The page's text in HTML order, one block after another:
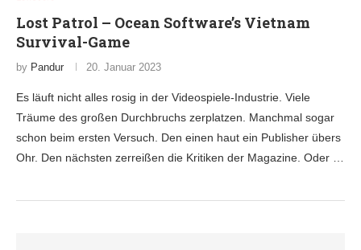
Lost Patrol – Ocean Software’s Vietnam
Survival-Game
by Pandur 20. Januar 2023
Es läuft nicht alles rosig in der Videospiele-Industrie. Viele
Träume des großen Durchbruchs zerplatzen. Manchmal sogar
schon beim ersten Versuch. Den einen haut ein Publisher übers
Ohr. Den nächsten zerreißen die Kritiken der Magazine. Oder …